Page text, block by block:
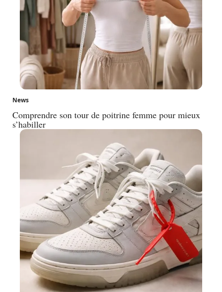
News
Comprendre son tour de poitrine femme pour mieux
s’habiller